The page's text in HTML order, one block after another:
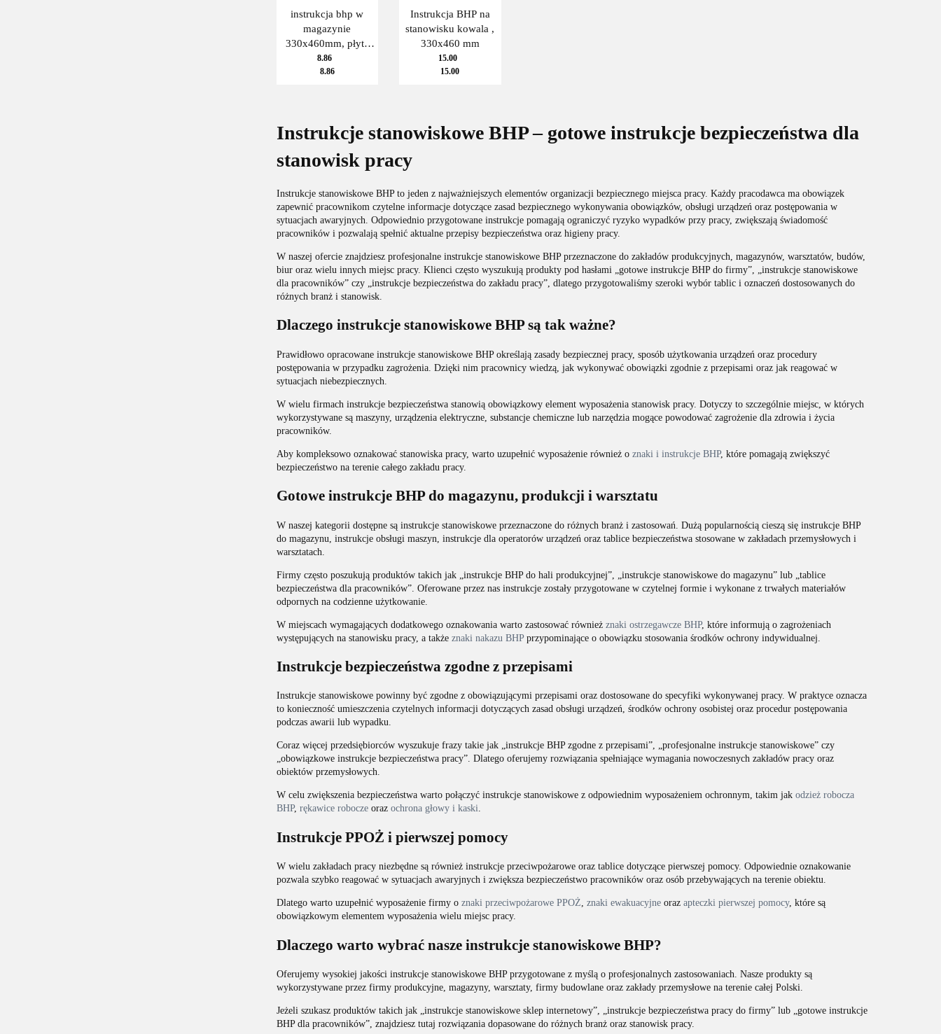
instrukcja bhp w
magazynie
330x460mm, płyta
PCV
8.86
8.86
Instrukcja BHP na
stanowisku kowala ,
330x460 mm
15.00
15.00
Instrukcje stanowiskowe BHP – gotowe instrukcje bezpieczeństwa dla
stanowisk pracy
Instrukcje stanowiskowe BHP to jeden z najważniejszych elementów organizacji bezpiecznego miejsca pracy. Każdy pracodawca ma obowiązek
zapewnić pracownikom czytelne informacje dotyczące zasad bezpiecznego wykonywania obowiązków, obsługi urządzeń oraz postępowania w
sytuacjach awaryjnych. Odpowiednio przygotowane instrukcje pomagają ograniczyć ryzyko wypadków przy pracy, zwiększają świadomość
pracowników i pozwalają spełnić aktualne przepisy bezpieczeństwa oraz higieny pracy.
W naszej ofercie znajdziesz profesjonalne instrukcje stanowiskowe BHP przeznaczone do zakładów produkcyjnych, magazynów, warsztatów, budów,
biur oraz wielu innych miejsc pracy. Klienci często wyszukują produkty pod hasłami „gotowe instrukcje BHP do firmy”, „instrukcje stanowiskowe
dla pracowników” czy „instrukcje bezpieczeństwa do zakładu pracy”, dlatego przygotowaliśmy szeroki wybór tablic i oznaczeń dostosowanych do
różnych branż i stanowisk.
Dlaczego instrukcje stanowiskowe BHP są tak ważne?
Prawidłowo opracowane instrukcje stanowiskowe BHP określają zasady bezpiecznej pracy, sposób użytkowania urządzeń oraz procedury
postępowania w przypadku zagrożenia. Dzięki nim pracownicy wiedzą, jak wykonywać obowiązki zgodnie z przepisami oraz jak reagować w
sytuacjach niebezpiecznych.
W wielu firmach instrukcje bezpieczeństwa stanowią obowiązkowy element wyposażenia stanowisk pracy. Dotyczy to szczególnie miejsc, w których
wykorzystywane są maszyny, urządzenia elektryczne, substancje chemiczne lub narzędzia mogące powodować zagrożenie dla zdrowia i życia
pracowników.
Aby kompleksowo oznakować stanowiska pracy, warto uzupełnić wyposażenie również o znaki i instrukcje BHP, które pomagają zwiększyć
bezpieczeństwo na terenie całego zakładu pracy.
Gotowe instrukcje BHP do magazynu, produkcji i warsztatu
W naszej kategorii dostępne są instrukcje stanowiskowe przeznaczone do różnych branż i zastosowań. Dużą popularnością cieszą się instrukcje BHP
do magazynu, instrukcje obsługi maszyn, instrukcje dla operatorów urządzeń oraz tablice bezpieczeństwa stosowane w zakładach przemysłowych i
warsztatach.
Firmy często poszukują produktów takich jak „instrukcje BHP do hali produkcyjnej”, „instrukcje stanowiskowe do magazynu” lub „tablice
bezpieczeństwa dla pracowników”. Oferowane przez nas instrukcje zostały przygotowane w czytelnej formie i wykonane z trwałych materiałów
odpornych na codzienne użytkowanie.
W miejscach wymagających dodatkowego oznakowania warto zastosować również znaki ostrzegawcze BHP, które informują o zagrożeniach
występujących na stanowisku pracy, a także znaki nakazu BHPprzypominające o obowiązku stosowania środków ochrony indywidualnej.
Instrukcje bezpieczeństwa zgodne z przepisami
Instrukcje stanowiskowe powinny być zgodne z obowiązującymi przepisami oraz dostosowane do specyfiki wykonywanej pracy. W praktyce oznacza
to konieczność umieszczenia czytelnych informacji dotyczących zasad obsługi urządzeń, środków ochrony osobistej oraz procedur postępowania
podczas awarii lub wypadku.
Coraz więcej przedsiębiorców wyszukuje frazy takie jak „instrukcje BHP zgodne z przepisami”, „profesjonalne instrukcje stanowiskowe” czy
„obowiązkowe instrukcje bezpieczeństwa pracy”. Dlatego oferujemy rozwiązania spełniające wymagania nowoczesnych zakładów pracy oraz
obiektów przemysłowych.
W celu zwiększenia bezpieczeństwa warto połączyć instrukcje stanowiskowe z odpowiednim wyposażeniem ochronnym, takim jak odzież robocza
BHP, rękawice roboczeoraz ochrona głowy i kaski.
Instrukcje PPOŻ i pierwszej pomocy
W wielu zakładach pracy niezbędne są również instrukcje przeciwpożarowe oraz tablice dotyczące pierwszej pomocy. Odpowiednie oznakowanie
pozwala szybko reagować w sytuacjach awaryjnych i zwiększa bezpieczeństwo pracowników oraz osób przebywających na terenie obiektu.
Dlatego warto uzupełnić wyposażenie firmy o znaki przeciwpożarowe PPOŻ, znaki ewakuacyjneoraz apteczki pierwszej pomocy, które są
obowiązkowym elementem wyposażenia wielu miejsc pracy.
Dlaczego warto wybrać nasze instrukcje stanowiskowe BHP?
Oferujemy wysokiej jakości instrukcje stanowiskowe BHP przygotowane z myślą o profesjonalnych zastosowaniach. Nasze produkty są
wykorzystywane przez firmy produkcyjne, magazyny, warsztaty, firmy budowlane oraz zakłady przemysłowe na terenie całej Polski.
Jeżeli szukasz produktów takich jak „instrukcje stanowiskowe sklep internetowy”, „instrukcje bezpieczeństwa pracy do firmy” lub „gotowe instrukcje
BHP dla pracowników”, znajdziesz tutaj rozwiązania dopasowane do różnych branż oraz stanowisk pracy.